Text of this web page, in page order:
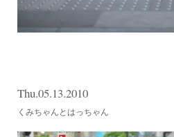
Thu.05.13.2010
くみちゃんとはっちゃん